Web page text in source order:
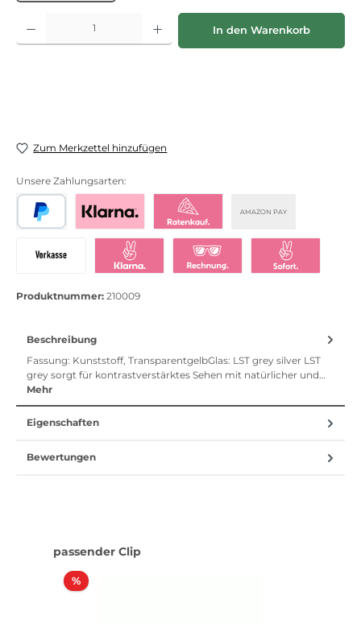
Produkt Anzahl: Gib den gewünschten Wert ein oder benutze die
In den Warenkorb
Zum Merkzettel hinzufügen
Unsere Zahlungsarten:
AMAZON PAY
Bezahlen mit KlarnaKlarna Ratenkauf
Produktnummer: 210009
Beschreibung
Fassung: Kunststoff, TransparentgelbGlas: LST grey silver LST
grey sorgt für kontrastverstärktes Sehen mit natürlicher und…
Mehr
Eigenschaften
Bewertungen
Produktgalerie überspringen
passender Clip
%Rabatt